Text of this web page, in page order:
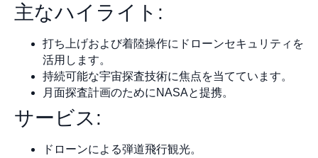
主なハイライト:
打ち上げおよび着陸操作にドローンセキュリティを
活用します。
持続可能な宇宙探査技術に焦点を当てています。
月面探査計画のためにNASAと提携。
サービス:
ドローンによる弾道飛行観光。